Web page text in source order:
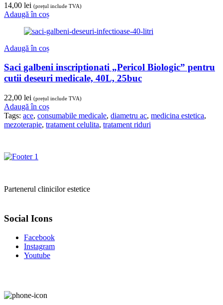
14,00 lei (prețul include TVA)
Adaugă în coș
Adaugă în coș
Saci galbeni inscriptionati „Pericol Biologic” pentru
cutii deseuri medicale, 40L, 25buc
22,00 lei (prețul include TVA)
Adaugă în coș
Tags: ace, consumabile medicale, diametru ac, medicina estetica,
mezoterapie, tratament celulita, tratament riduri
Partenerul clinicilor estetice
Social Icons
Facebook
Instagram
Youtube